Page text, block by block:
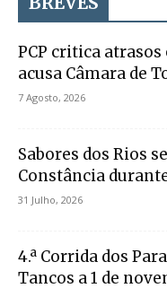
PCP critica
acusa Câmara de
7 Agosto, 2026
Sabores dos Rios
Constância durante
31 Julho, 2026
4.ª Corrida dos
Tancos a 1 de